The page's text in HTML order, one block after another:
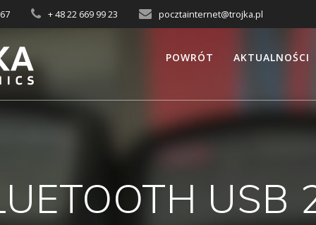
+ 48 22 669 99 23 pocztainternet@trojka.pl
POWRÓT AKTUALNOŚCI
USB